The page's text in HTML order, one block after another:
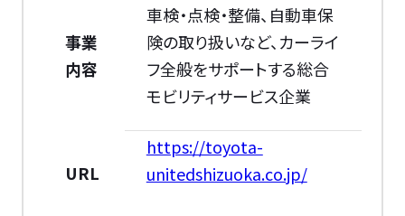
事業
内容
車検・点検・整備、自動車保
険の取り扱いなど、カーライ
フ全般をサポートする総合
モビリティサービス企業
URL
https://toyota-
unitedshizuoka.co.jp/